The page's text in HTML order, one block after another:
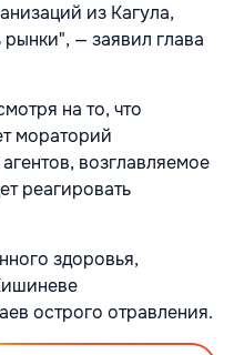
из Кагула,
— заявил глава
на то, что
мораторий
возглавляемое
реагировать
здоровья,
острого отравления.